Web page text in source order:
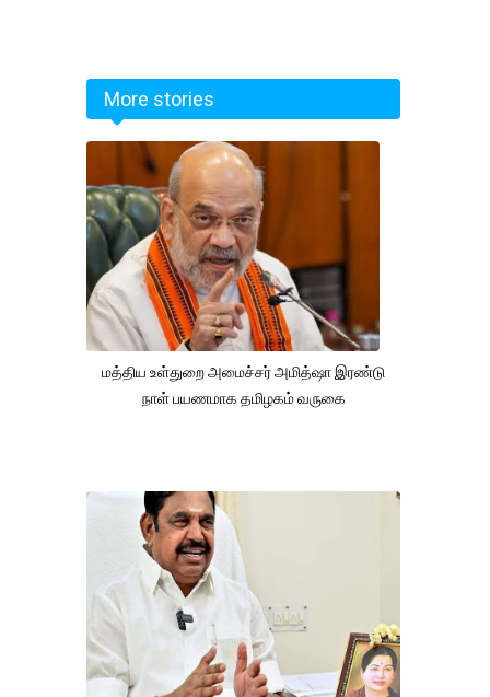
More stories
மத்திய உள்துறை அமைச்சர் அமித்ஷா இரண்டு
நாள் பயணமாக தமிழகம் வருகை